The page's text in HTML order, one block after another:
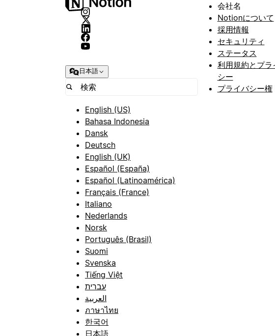
日本語
English (US)
Bahasa Indonesia
Dansk
Deutsch
English (UK)
Español (España)
Español (Latinoamérica)
Français (France)
Italiano
Nederlands
Norsk
Português (Brasil)
Suomi
Svenska
Tiếng Việt
עברית
العربية
ภาษาไทย
한국어
日本語
会社名
Notionについて
採用情報
セキュリティ
ステータス
利用規約とプラ
シー
プライバシー権